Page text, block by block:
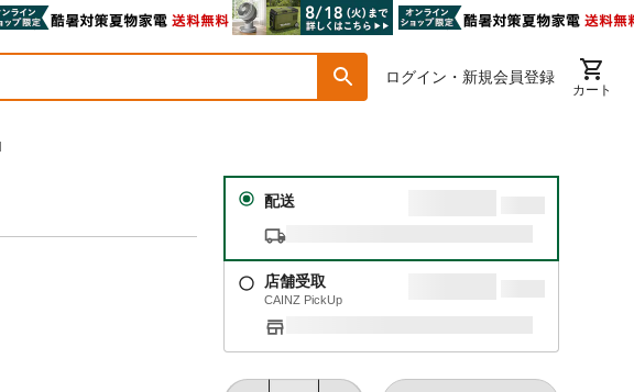
ログイン・新規会員登録
カート
配送
店舗受取
CAINZ PickUp